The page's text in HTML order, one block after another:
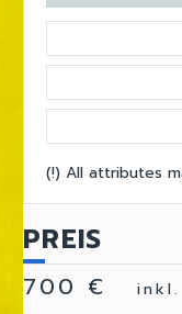
(!) All attributes
PREIS
700 €